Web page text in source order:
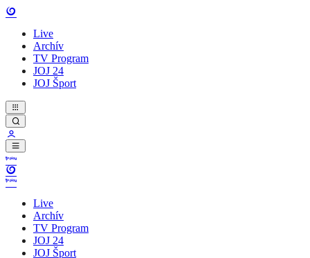
Live
Archív
TV Program
JOJ 24
JOJ Šport
Live
Archív
TV Program
JOJ 24
JOJ Šport